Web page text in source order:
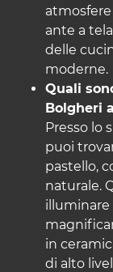
ante a
delle
moderne.
Quali
Bolgheri
Presso lo
puoi
pastello,
naturale.
illuminare
in
di alto